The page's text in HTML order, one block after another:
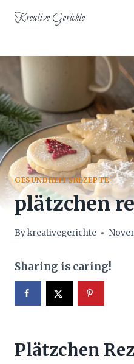
Kreative Gerichte
GESUNDHEITSREZEPTE
plätzchen
Bykreativegerichte
Sharing is caring!
Plätzchen